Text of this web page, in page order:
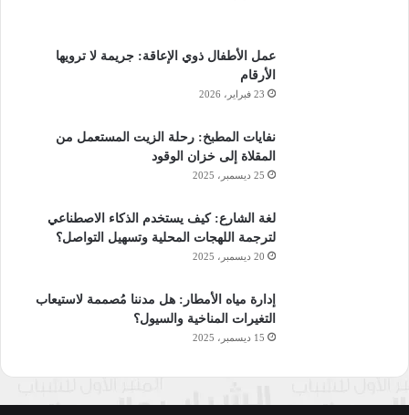
عمل الأطفال ذوي الإعاقة: جريمة لا ترويها
الأرقام
23 فبراير، 2026
نفايات المطبخ: رحلة الزيت المستعمل من
المقلاة إلى خزان الوقود
25 ديسمبر، 2025
لغة الشارع: كيف يستخدم الذكاء الاصطناعي
لترجمة اللهجات المحلية وتسهيل التواصل؟
20 ديسمبر، 2025
إدارة مياه الأمطار: هل مدننا مُصممة لاستيعاب
التغيرات المناخية والسيول؟
15 ديسمبر، 2025